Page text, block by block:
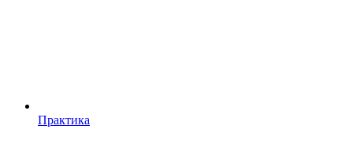
Практика
Практика